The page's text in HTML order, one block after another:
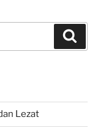
Lezat